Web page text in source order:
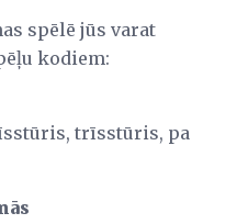
spēlē jūs varat
kodiem:
trīsstūris, pa